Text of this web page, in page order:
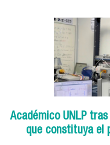
Académico UNLP
que constituya el